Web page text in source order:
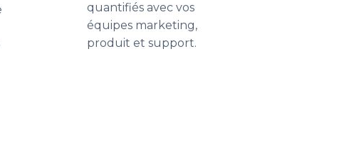
quantifiés avec vos
équipes marketing,
produit et support.